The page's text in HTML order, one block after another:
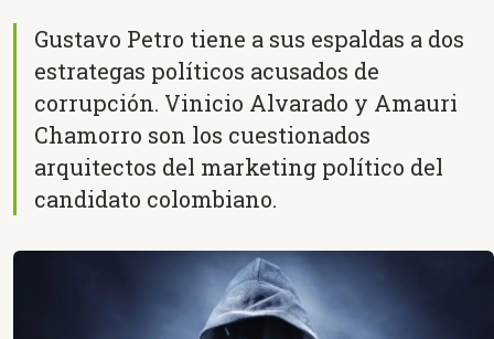
Gustavo Petro tiene a sus espaldas a dos
estrategas políticos acusados de
corrupción. Vinicio Alvarado y Amauri
Chamorro son los cuestionados
arquitectos del marketing político del
candidato colombiano.